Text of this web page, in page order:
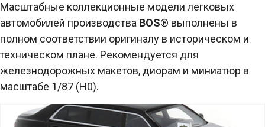
Масштабные коллекционные модели легковых
автомобилей производства BOS® выполнены в
полном соответствии оригиналу в историческом и
техническом плане. Рекомендуется для
железнодорожных макетов, диорам и миниатюр в
масштабе 1/87 (H0).